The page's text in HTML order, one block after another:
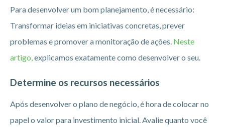
Para desenvolver um bom planejamento, é necessário:
Transformar ideias em iniciativas concretas, prever
problemas e promover a monitoração de ações. Neste
artigo, explicamos exatamente como desenvolver o seu.
Determine os recursos necessários
Após desenvolver o plano de negócio, é hora de colocar no
papel o valor para investimento inicial. Avalie quanto você